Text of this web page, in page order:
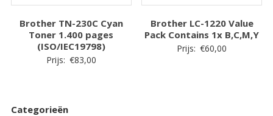
Brother TN-230C Cyan
Toner 1.400 pages
(ISO/IEC19798)
Prijs: €83,00
Brother LC-1220 Value
Pack Contains 1x B,C,M,Y
Prijs: €60,00
Categorieën